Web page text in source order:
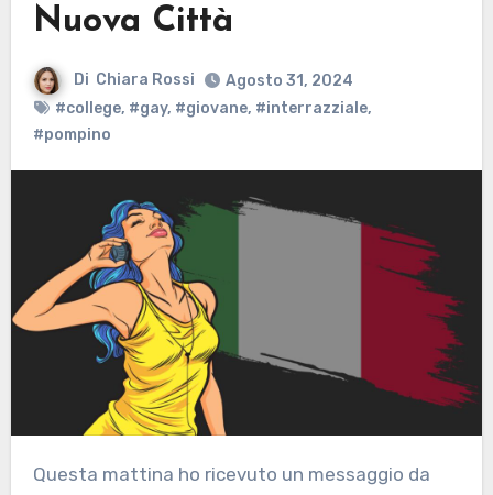
Nuova Città
Di Chiara Rossi
Agosto 31, 2024
#college, #gay, #giovane, #interrazziale,
#pompino
Questa mattina ho ricevuto un messaggio da